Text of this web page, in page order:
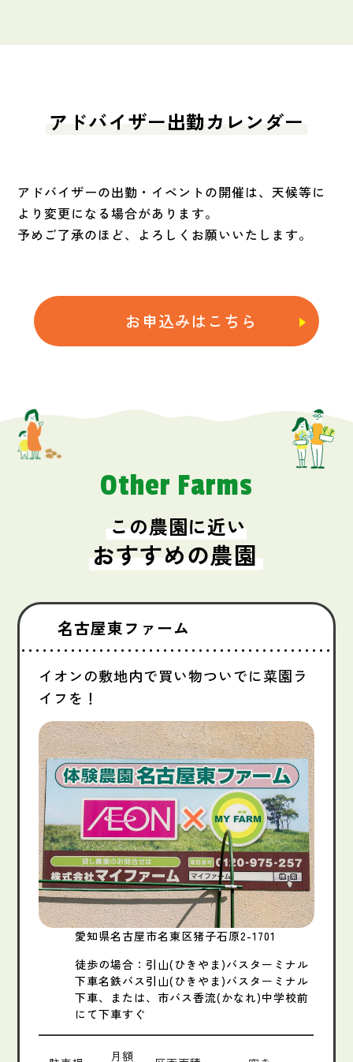
アドバイザー出勤カレンダー
アドバイザーの出勤・イベントの開催は、天候等に
より変更になる場合があります。
予めご了承のほど、よろしくお願いいたします。
お申込みはこちら
Other Farms
この農園に近い
おすすめの農園
名古屋東ファーム
イオンの敷地内で買い物ついでに菜園ラ
イフを！
愛知県名古屋市名東区猪子石原2-1701
徒歩の場合：引山(ひきやま)バスターミナル
下車名鉄バス引山(ひきやま)バスターミナル
下車、または、市バス香流(かなれ)中学校前
にて下車すぐ
月額